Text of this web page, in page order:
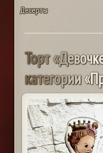
Десерты
Торт«Девочк
категории«П